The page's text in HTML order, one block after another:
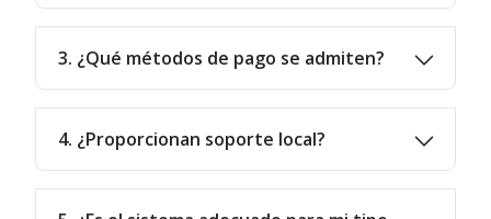
3. ¿Qué métodos de pago se admiten?
4. ¿Proporcionan soporte local?